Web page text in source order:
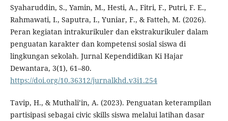
Syaharuddin, S., Yamin, M., Hesti, A., Fitri, F., Putri, F. E.,
Rahmawati, I., Saputra, I., Yuniar, F., & Fatteh, M. (2026).
Peran kegiatan intrakurikuler dan ekstrakurikuler dalam
penguatan karakter dan kompetensi sosial siswa di
lingkungan sekolah. Jurnal Kependidikan Ki Hajar
Dewantara, 3(1), 61–80.
https://doi.org/10.36312/jurnalkhd.v3i1.254
Tavip, H., & Muthali’in, A. (2023). Penguatan keterampilan
partisipasi sebagai civic skills siswa melalui latihan dasar